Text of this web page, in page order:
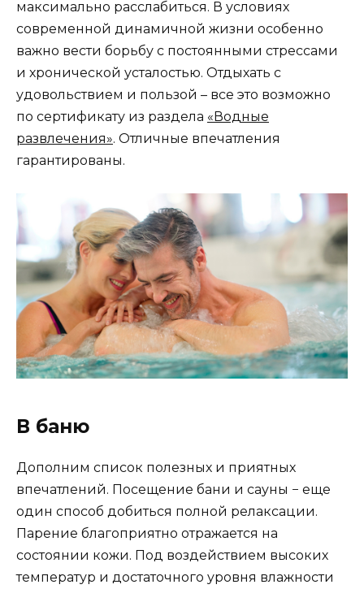
максимально расслабиться. В условиях
современной динамичной жизни особенно
важно вести борьбу с постоянными стрессами
и хронической усталостью. Отдыхать с
удовольствием и пользой – все это возможно
по сертификату из раздела «Водные
развлечения». Отличные впечатления
гарантированы.
В баню
Дополним список полезных и приятных
впечатлений. Посещение бани и сауны − еще
один способ добиться полной релаксации.
Парение благоприятно отражается на
состоянии кожи. Под воздействием высоких
температур и достаточного уровня влажности